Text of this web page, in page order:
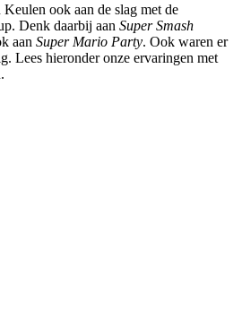
ook aan de slag met de
Denk daarbij aan Super Smash
aan Super Mario Party. Ook waren er
Lees hieronder onze ervaringen met